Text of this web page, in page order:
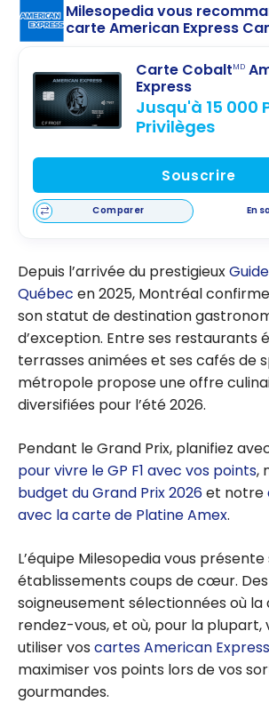
Milesopedia vous
carte American Express
Carte CobaltMD
Express
Jusqu'à 15 000
Privilèges
Souscrire
Comparer En
Depuis l’arrivée du prestigieux
Québec en 2025, Montréal
son statut de destination
d’exception. Entre ses restaurants
terrasses animées et ses cafés de
métropole propose une offre
diversifiées pour l’été 2026.
Pendant le Grand Prix, planifiez
pour vivre le GP F1 avec vos points,
budget du Grand Prix 2026et notre
avec la carte de Platine Amex.
L’équipe Milesopedia vous présente
établissements coups de cœur.
soigneusement sélectionnées où la
rendez-vous, et où, pour la plupart,
utiliser vos cartes American Express
maximiser vos points lors de vos
gourmandes.